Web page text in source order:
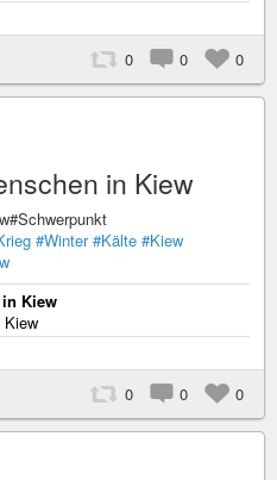
0 0 0
in Kiew
#Winter #Kälte #Kiew
Kiew
Kiew
0 0 0